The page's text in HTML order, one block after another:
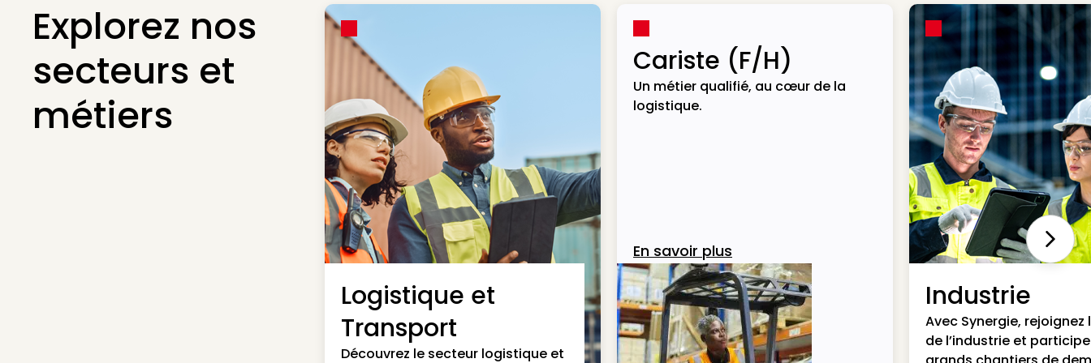
Explorez nos
secteurs et
métiers
Logistique et
Transport
Découvrez le secteur logistique et
Cariste (F/H)
Un métier qualifié, au cœur de la
logistique.
En savoir plus
Industrie
Avec Synergie, rejoignez
de l’industrie et
Next